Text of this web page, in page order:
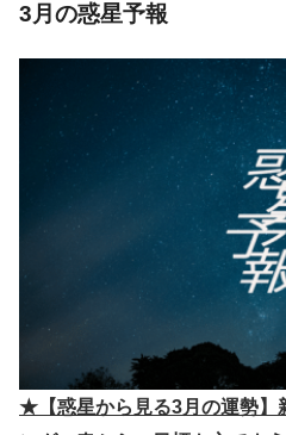
3月の惑星予報
★【惑星から見る3月の運勢】